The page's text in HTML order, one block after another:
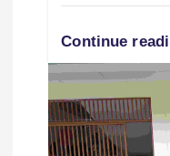
Continue